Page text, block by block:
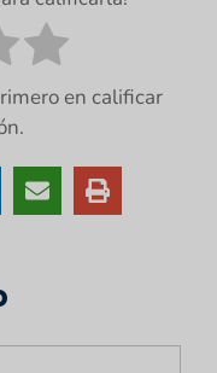
en calificar